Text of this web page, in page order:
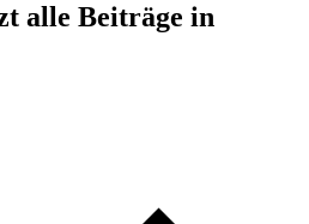
alle Beiträge in